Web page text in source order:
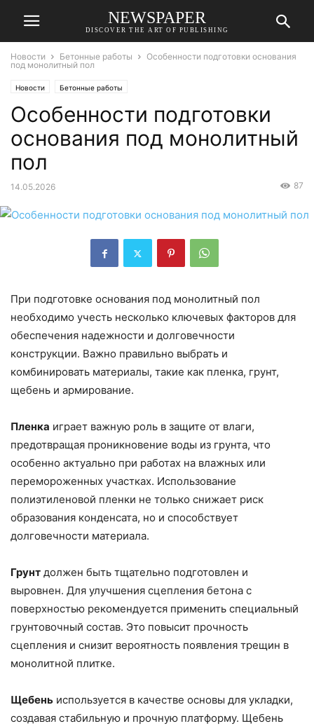
NEWSPAPER
DISCOVER THE ART OF PUBLISHING
Новости Бетонные работы
Особенности подготовки основания
под монолитный пол
Новости Бетонные работы
Особенности подготовки
основания под монолитный
пол
14.05.2026 87
При подготовке основания под монолитный пол
необходимо учесть несколько ключевых факторов для
обеспечения надежности и долговечности
конструкции. Важно правильно выбрать и
комбинировать материалы, такие как пленка, грунт,
щебень и армирование.
Пленка играет важную роль в защите от влаги,
предотвращая проникновение воды из грунта, что
особенно актуально при работах на влажных или
перемороженных участках. Использование
полиэтиленовой пленки не только снижает риск
образования конденсата, но и способствует
долговечности материала.
Грунт должен быть тщательно подготовлен и
выровнен. Для улучшения сцепления бетона с
поверхностью рекомендуется применить специальный
грунтовочный состав. Это повысит прочность
сцепления и снизит вероятность появления трещин в
монолитной плитке.
Щебень используется в качестве основы для укладки,
создавая стабильную и прочную платформу. Щебень